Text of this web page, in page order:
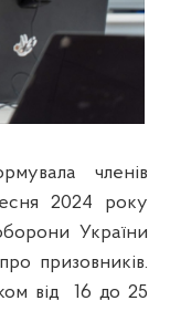
членів
2024 року
України
призовників.
від
16 до 25